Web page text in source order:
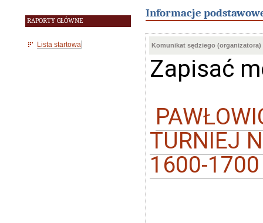
RAPORTY GŁÓWNE
Lista startowa
Informacje
Komunikat sędziego (organizatora)
Zapisać
TURNIEJ
1600-